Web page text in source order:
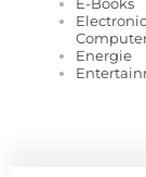
E-Books
Energie